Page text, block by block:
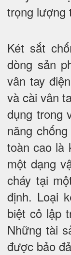
trọng lượng
Két sắt
dòng sản
vân tay
và cài vân
dụng trong
năng
toàn cao là
một dạng
cháy tại
định. Loại
biệt cô lập
Những tài
được bảo